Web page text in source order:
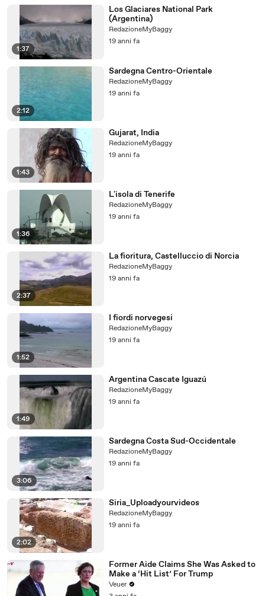
1:37
Los Glaciares National Park
(Argentina)
RedazioneMyBaggy
19 anni fa
2:12
Sardegna Centro-Orientale
RedazioneMyBaggy
19 anni fa
1:43
Gujarat, India
RedazioneMyBaggy
19 anni fa
1:36
L'isola di Tenerife
RedazioneMyBaggy
19 anni fa
2:37
La fioritura, Castelluccio di Norcia
RedazioneMyBaggy
19 anni fa
1:52
I fiordi norvegesi
RedazioneMyBaggy
19 anni fa
1:49
Argentina Cascate Iguazú
RedazioneMyBaggy
19 anni fa
3:06
Sardegna Costa Sud-Occidentale
RedazioneMyBaggy
19 anni fa
2:02
Siria_Uploadyourvideos
RedazioneMyBaggy
19 anni fa
Former Aide Claims She Was Asked to
Make a ‘Hit List’ For Trump
Veuer